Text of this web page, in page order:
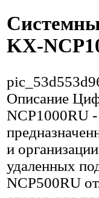
KX-
Описание
NCP1000RU
и
удаленных
NCP500RU